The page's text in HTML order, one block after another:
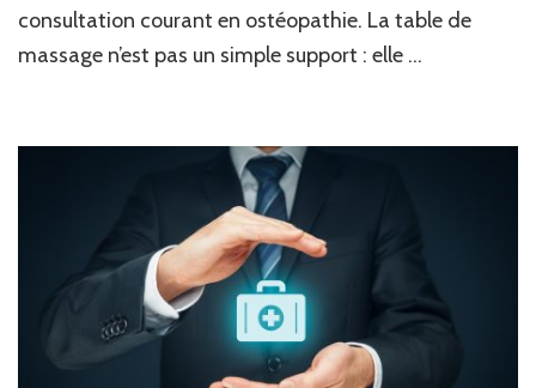
du
consultation courant en ostéopathie. La table de
massage n’est pas un simple support : elle …